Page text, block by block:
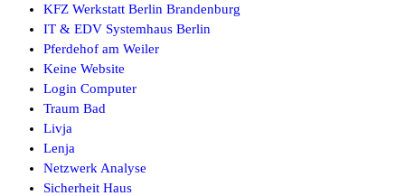
KFZ Werkstatt Berlin Brandenburg
IT & EDV Systemhaus Berlin
Pferdehof am Weiler
Keine Website
Login Computer
Traum Bad
Livja
Lenja
Netzwerk Analyse
Sicherheit Haus